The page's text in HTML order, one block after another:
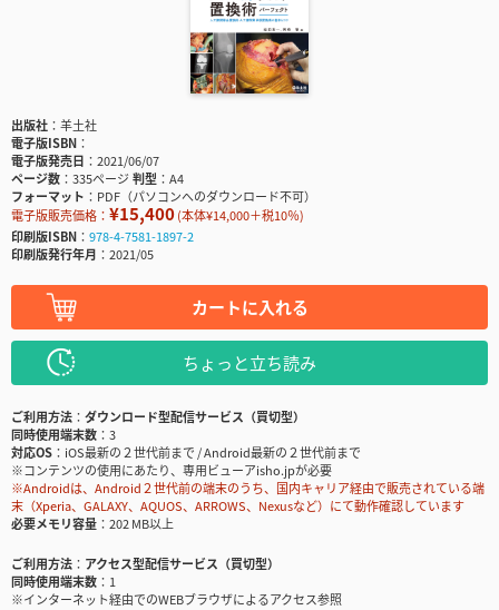
出版社
羊土社
電子版ISBN
電子版発売日
2021/06/07
ページ数
335ページ判型
A4
フォーマット
PDF（パソコンへのダウンロード不可）
電子版販売価格： ¥15,400(本体¥14,000＋税10％)
印刷版ISBN
978-4-7581-1897-2
印刷版発行年月
2021/05
カートに入れる
ちょっと立ち読み
ご利用方法
ダウンロード型配信サービス（買切型）
同時使用端末数
3
対応OS
iOS最新の２世代前まで / Android最新の２世代前まで
※コンテンツの使用にあたり、専用ビューアisho.jpが必要
※Androidは、Android２世代前の端末のうち、国内キャリア経由で販売されている端
末（Xperia、GALAXY、AQUOS、ARROWS、Nexusなど）にて動作確認しています
必要メモリ容量
202 MB以上
ご利用方法
アクセス型配信サービス（買切型）
同時使用端末数
1
※インターネット経由でのWEBブラウザによるアクセス参照